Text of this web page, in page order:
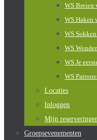
WS Breien
WS Haken
WS
WS
WS Je
WS
Locaties
Inloggen
Mijn
Groepsevenementen